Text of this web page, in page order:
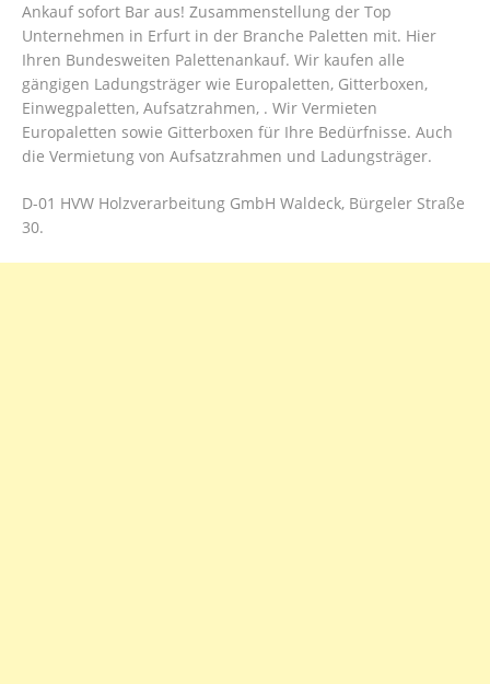
Ankauf sofort Bar aus! Zusammenstellung der Top
Unternehmen in Erfurt in der Branche Paletten mit. Hier
Ihren Bundesweiten Palettenankauf. Wir kaufen alle
gängigen Ladungsträger wie Europaletten, Gitterboxen,
Einwegpaletten, Aufsatzrahmen, . Wir Vermieten
Europaletten sowie Gitterboxen für Ihre Bedürfnisse. Auch
die Vermietung von Aufsatzrahmen und Ladungsträger.
D-01 HVW Holzverarbeitung GmbH Waldeck, Bürgeler Straße
30.